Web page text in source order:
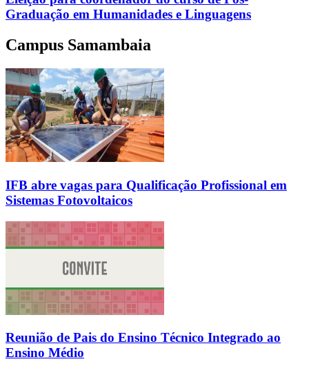
Graduação em Humanidades e Linguagens
Campus Samambaia
IFB abre vagas para Qualificação Profissional em
Sistemas Fotovoltaicos
Reunião de Pais do Ensino Técnico Integrado ao
Ensino Médio